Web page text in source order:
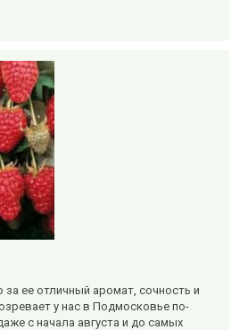
ее отличный аромат, сочность и
у нас в Подмосковье по-
с начала августа и до самых